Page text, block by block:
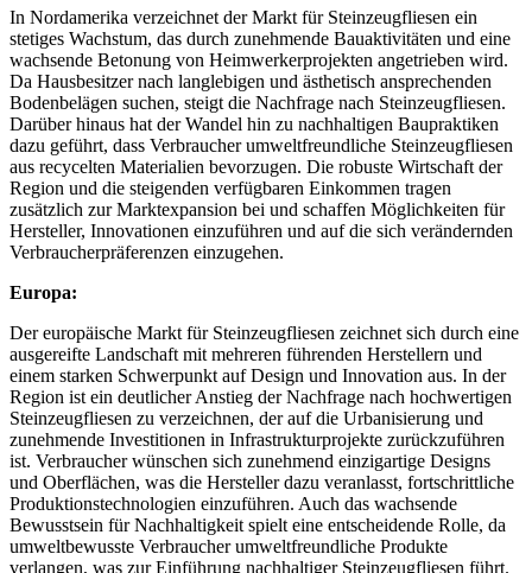
In Nordamerika verzeichnet der Markt für Steinzeugfliesen ein
stetiges Wachstum, das durch zunehmende Bauaktivitäten und eine
wachsende Betonung von Heimwerkerprojekten angetrieben wird.
Da Hausbesitzer nach langlebigen und ästhetisch ansprechenden
Bodenbelägen suchen, steigt die Nachfrage nach Steinzeugfliesen.
Darüber hinaus hat der Wandel hin zu nachhaltigen Baupraktiken
dazu geführt, dass Verbraucher umweltfreundliche Steinzeugfliesen
aus recycelten Materialien bevorzugen. Die robuste Wirtschaft der
Region und die steigenden verfügbaren Einkommen tragen
zusätzlich zur Marktexpansion bei und schaffen Möglichkeiten für
Hersteller, Innovationen einzuführen und auf die sich verändernden
Verbraucherpräferenzen einzugehen.
Europa:
Der europäische Markt für Steinzeugfliesen zeichnet sich durch eine
ausgereifte Landschaft mit mehreren führenden Herstellern und
einem starken Schwerpunkt auf Design und Innovation aus. In der
Region ist ein deutlicher Anstieg der Nachfrage nach hochwertigen
Steinzeugfliesen zu verzeichnen, der auf die Urbanisierung und
zunehmende Investitionen in Infrastrukturprojekte zurückzuführen
ist. Verbraucher wünschen sich zunehmend einzigartige Designs
und Oberflächen, was die Hersteller dazu veranlasst, fortschrittliche
Produktionstechnologien einzuführen. Auch das wachsende
Bewusstsein für Nachhaltigkeit spielt eine entscheidende Rolle, da
umweltbewusste Verbraucher umweltfreundliche Produkte
verlangen, was zur Einführung nachhaltiger Steinzeugfliesen führt.